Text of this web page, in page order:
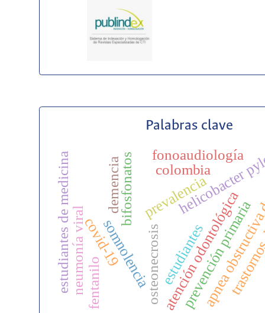
Palabras clave
bifosfonatos
osteonecrosisatención odontológica
prevención primaria
apnea
somnolencia estudiantes
prevalencia
covid-19
neumonía viral
helicobacter
colombia
estudiantes de medicina fonoaudiología
fentanilo
demencia